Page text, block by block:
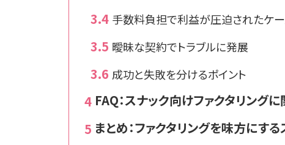
手数料負担で利益が圧迫されたケ
曖昧な契約でトラブルに発展
成功と失敗を分けるポイント
FAQ：スナック向けファクタリング
まとめ：ファクタリングを味方にす